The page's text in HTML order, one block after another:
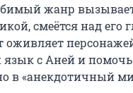
жанр
смеётся над
оживляет
с Аней и помочь
в «анекдотичный